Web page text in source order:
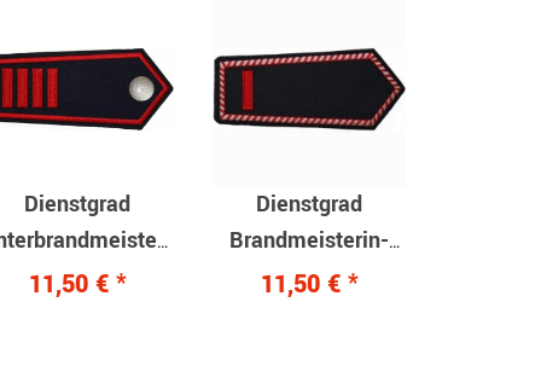
Dienstgrad
Unterbrandmeisterin
11,50 € *
Dienstgrad
Brandmeisterin-
Brandmeister
11,50 € *